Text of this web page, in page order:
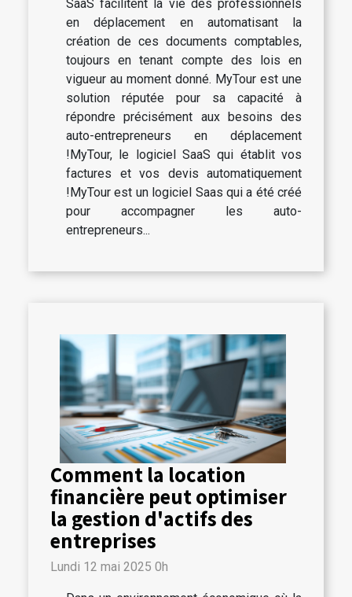
SaaS facilitent la vie des professionnels
en déplacement en automatisant la
création de ces documents comptables,
toujours en tenant compte des lois en
vigueur au moment donné. MyTour est une
solution réputée pour sa capacité à
répondre précisément aux besoins des
auto-entrepreneurs en déplacement
!MyTour, le logiciel SaaS qui établit vos
factures et vos devis automatiquement
!MyTour est un logiciel Saas qui a été créé
pour accompagner les auto-
entrepreneurs...
Comment la location
financière peut optimiser
la gestion d'actifs des
entreprises
Lundi 12 mai 2025 0h